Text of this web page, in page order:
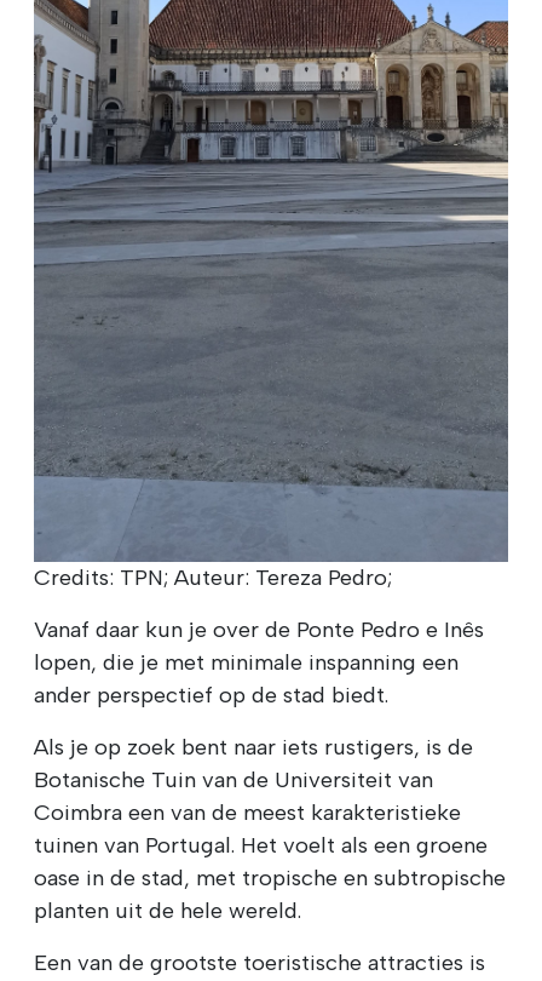
Credits: TPN; Auteur: Tereza Pedro;
Vanaf daar kun je over de Ponte Pedro e Inês
lopen, die je met minimale inspanning een
ander perspectief op de stad biedt.
Als je op zoek bent naar iets rustigers, is de
Botanische Tuin van de Universiteit van
Coimbra een van de meest karakteristieke
tuinen van Portugal. Het voelt als een groene
oase in de stad, met tropische en subtropische
planten uit de hele wereld.
Een van de grootste toeristische attracties is